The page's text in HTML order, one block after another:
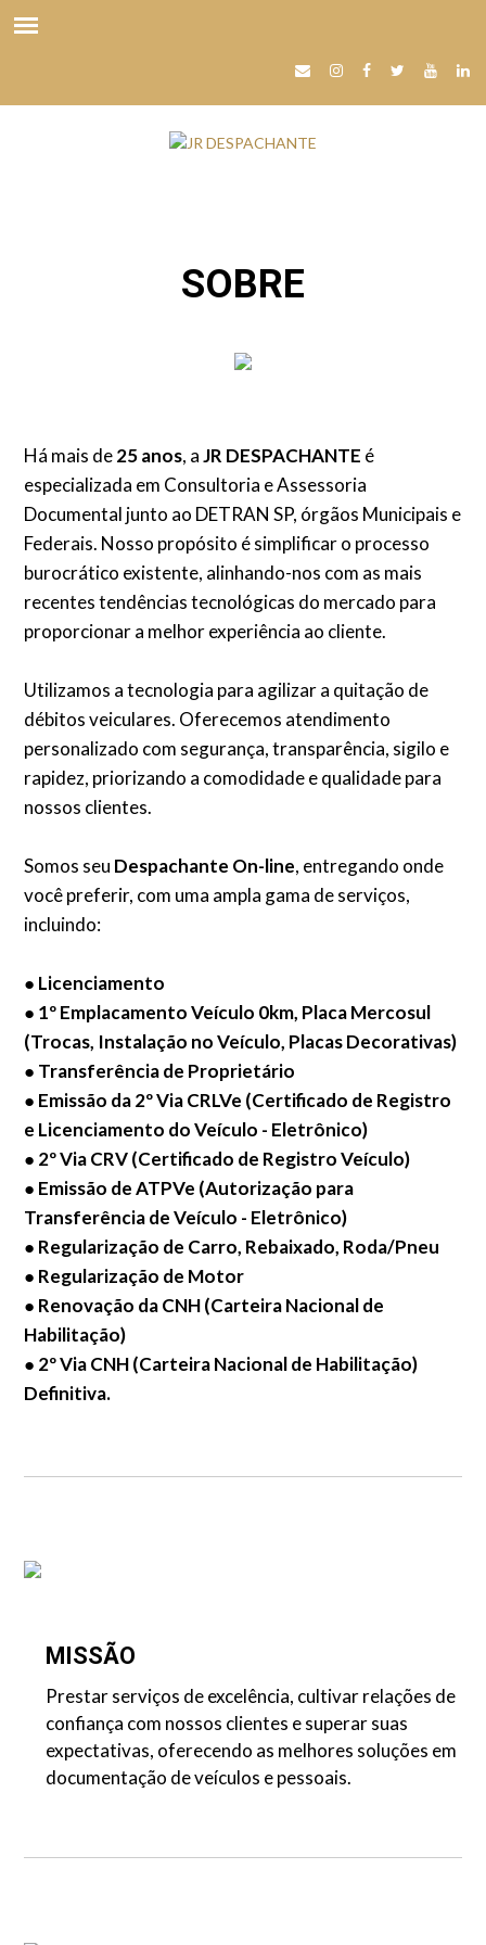
SOBRE
Há mais de25 anos, aJR DESPACHANTE é
especializada em Consultoria e Assessoria
Documental junto ao DETRAN SP, órgãos Municipais e
Federais. Nosso propósito é simplificar o processo
burocrático existente, alinhando-nos com as mais
recentes tendências tecnológicas do mercado para
proporcionar a melhor experiência ao cliente.
Utilizamos a tecnologia para agilizar a quitação de
débitos veiculares. Oferecemos atendimento
personalizado com segurança, transparência, sigilo e
rapidez, priorizando a comodidade e qualidade para
nossos clientes.
Somos seu Despachante On-line, entregando onde
você preferir, com uma ampla gama de serviços,
incluindo:
● Licenciamento
● 1º Emplacamento Veículo 0km, Placa Mercosul
(Trocas, Instalação no Veículo, Placas Decorativas)
● Transferência de Proprietário
● Emissão da 2º Via CRLVe (Certificado de Registro
e Licenciamento do Veículo - Eletrônico)
● 2º Via CRV (Certificado de Registro Veículo)
● Emissão de ATPVe (Autorização para
Transferência de Veículo - Eletrônico)
● Regularização de Carro, Rebaixado, Roda/Pneu
● Regularização de Motor
● Renovação da CNH (Carteira Nacional de
Habilitação)
● 2º Via CNH (Carteira Nacional de Habilitação)
Definitiva.
MISSÃO
Prestar serviços de excelência, cultivar relações de
confiança com nossos clientes e superar suas
expectativas, oferecendo as melhores soluções em
documentação de veículos e pessoais.